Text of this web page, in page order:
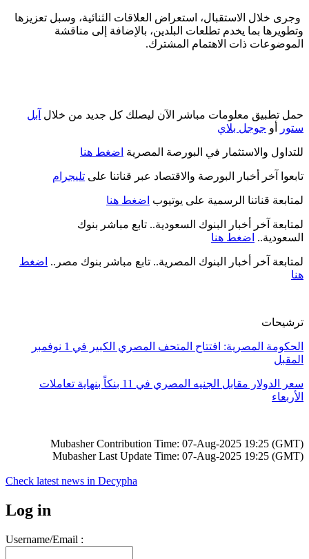
وجرى خلال الاستقبال، استعراض العلاقات الثنائية، وسبل تعزيزها
وتطويرها بما يخدم تطلعات البلدين، بالإضافة إلى مناقشة
الموضوعات ذات الاهتمام المشترك.
حمل تطبيق معلومات مباشر الآن ليصلك كل جديد من خلال آبل
ستور
أو جوجل بلاي
للتداول والاستثمار في البورصة المصرية اضغط هنا
تابعوا آخر أخبار البورصة والاقتصاد عبر قناتنا على تليجرام
لمتابعة قناتنا الرسمية على يوتيوب اضغط هنا
لمتابعة آخر أخبار البنوك السعودية.. تابع مباشر بنوك
السعودية.. اضغط هنا
لمتابعة آخر أخبار البنوك المصرية.. تابع مباشر بنوك مصر.. اضغط
هنا
ترشيحات
الحكومة المصرية: افتتاح المتحف المصري الكبير في 1 نوفمبر
المقبل
سعر الدولار مقابل الجنيه المصري في 11 بنكاً بنهاية تعاملات
الأربعاء
Mubasher Contribution Time: 07-Aug-2025 19:25 (GMT)
Mubasher Last Update Time: 07-Aug-2025 19:25 (GMT)
Check latest news in Decypha
Log in
Username/Email :